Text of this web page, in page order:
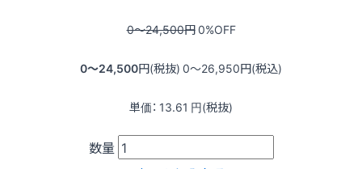
0〜24,500円0%OFF
0〜24,500円(税抜) 0〜26,950円(税込)
単価： 13.61 円(税抜)
数量